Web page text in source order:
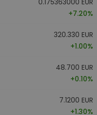
+7.20%
320.330 EUR
+1.00%
48.700 EUR
+0.10%
7.1200 EUR
+1.30%